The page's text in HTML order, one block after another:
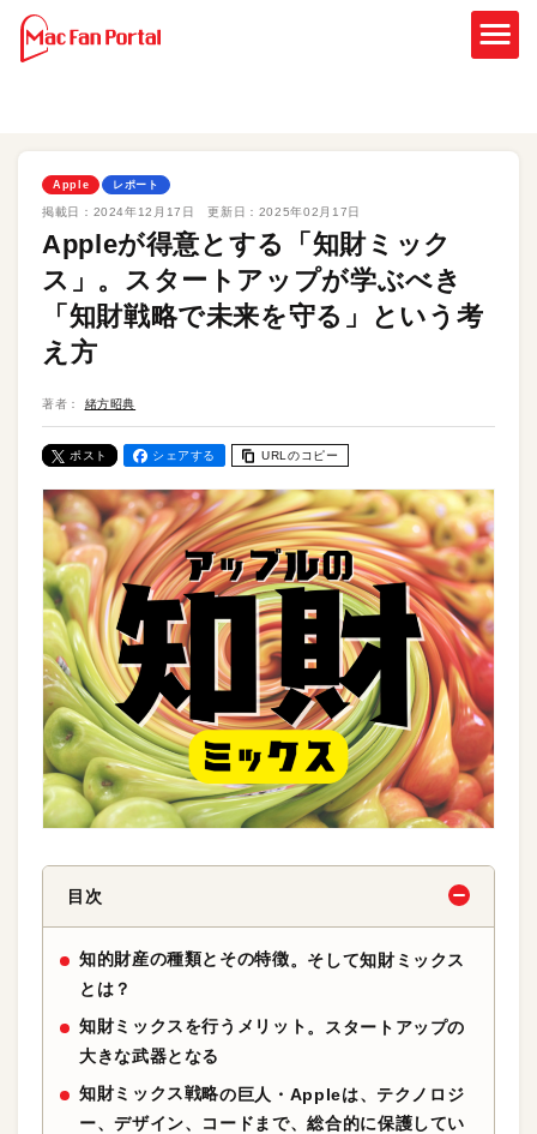
Apple レポート
掲載日： 2024年12月17日 更新日： 2025年02月17日
Appleが得意とする「知財ミック
ス」。スタートアップが学ぶべき
「知財戦略で未来を守る」という考
え方
著者： 緒方昭典
ポスト シェアする URLのコピー
目次
知的財産の種類とその特徴。そして知財ミックス
とは？
知財ミックスを行うメリット。スタートアップの
大きな武器となる
知財ミックス戦略の巨人・Appleは、テクノロジ
ー、デザイン、コードまで、総合的に保護してい